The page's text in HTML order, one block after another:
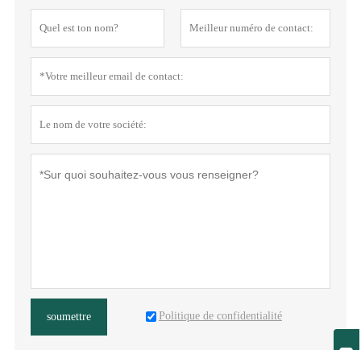
soumettre Politique de confidentialité